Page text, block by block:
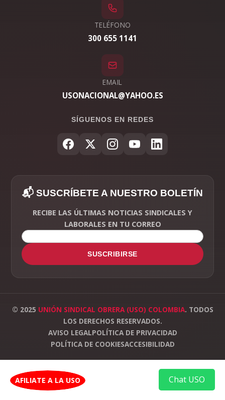
TELÉFONO
300 655 1141
EMAIL
USONACIONAL@YAHOO.ES
SÍGUENOS EN REDES
📬 SUSCRÍBETE A NUESTRO BOLETÍN
RECIBE LAS ÚLTIMAS NOTICIAS SINDICALES Y
LABORALES EN TU CORREO
SUSCRIBIRSE
© 2025 UNIÓN SINDICAL OBRERA (USO) COLOMBIA. TODOS
LOS DERECHOS RESERVADOS.
AVISO LEGALPOLÍTICA DE PRIVACIDAD
POLÍTICA DE COOKIESACCESIBILIDAD
AFILIATE A LA USO Chat USO